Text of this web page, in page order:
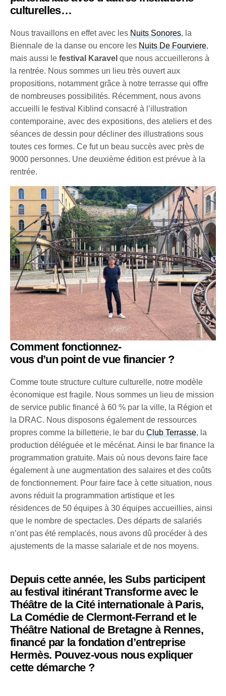
culturelles…
Nous travaillons en effet avec lesNuits Sonores, la
Biennale de la danse ou encore lesNuits De Fourviere,
mais aussi lefestival Karavelque nous accueillerons à
la rentrée. Nous sommes un lieu très ouvert aux
propositions, notamment grâce à notre terrasse qui offre
de nombreuses possibilités. Récemment, nous avons
accueilli le festival Kiblind consacré à l’illustration
contemporaine, avec des expositions, des ateliers et des
séances de dessin pour décliner des illustrations sous
toutes ces formes. Ce fut un beau succès avec près de
9000 personnes. Une deuxième édition est prévue à la
rentrée.
Comment fonctionnez-
vous d’un point de vue financier ?
Comme toute structure culture culturelle, notre modèle
économique est fragile. Nous sommes un lieu de mission
de service public financé à 60 % par la ville, la Région et
la DRAC. Nous disposons également de ressources
propres comme la billetterie, le bar duClub Terrasse, la
production déléguée et le mécénat. Ainsi le bar finance la
programmation gratuite. Mais où nous devons faire face
également à une augmentation des salaires et des coûts
de fonctionnement. Pour faire face à cette situation, nous
avons réduit la programmation artistique et les
résidences de 50 équipes à 30 équipes accueillies, ainsi
que le nombre de spectacles. Des départs de salariés
n’ont pas été remplacés, nous avons dû procéder à des
ajustements de la masse salariale et de nos moyens.
Depuis cette année, les Subs participent
au festival itinérant Transforme avec le
Théâtre de la Cité internationale à Paris,
La Comédie de Clermont-Ferrand et le
Théâtre National de Bretagne à Rennes,
financé par la fondation d’entreprise
Hermès. Pouvez-vous nous expliquer
cette démarche ?